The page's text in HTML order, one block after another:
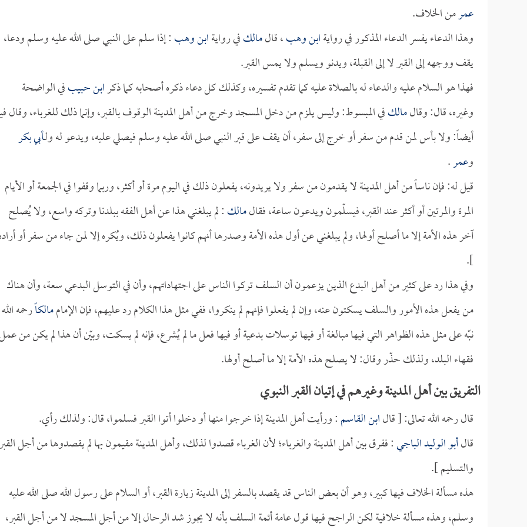
عمرمن الخلاف.
وهذا الدعاء يفسر الدعاء المذكور في روايةابن وهب، قالمالكفي روايةابن وهب: إذا سلم على النبي صلى الله عليه وسلم ودعا،
يقف ووجهه إلى القبر لا إلى القبلة، ويدنو ويسلم ولا يمس القبر.
فهذا هو السلام عليه والدعاء له بالصلاة عليه كما تقدم تفسيره، وكذلك كل دعاء ذكره أصحابه كما ذكرابن حبيبفي الواضحة
وغيره، قال: وقالمالكفي المبسوط: وليس يلزم من دخل المسجد وخرج من أهل المدينة الوقوف بالقبر، وإنما ذلك للغرباء، وقال
أيضاً: ولا بأس لمن قدم من سفر أو خرج إلى سفر، أن يقف على قبر النبي صلى الله عليه وسلم فيصلي عليه، ويدعو له ولـأبي بكر
وعمر.
قيل له: فإن ناساً من أهل المدينة لا يقدمون من سفر ولا يريدونه، يفعلون ذلك في اليوم مرة أو أكثر، وربما وقفوا في الجمعة أو الأيام
المرة والمرتين أو أكثر عند القبر، فيسلّمون ويدعون ساعة، فقالمالك: لم يبلغني هذا عن أهل الفقه ببلدنا وتركه واسع، ولا يُصلح
آخر هذه الأمة إلا ما أصلح أولها، ولم يبلغني عن أول هذه الأمة وصدرها أنهم كانوا يفعلون ذلك، ويُكره إلا لمن جاء من سفر أو
].
وفي هذا رد على كثير من أهل البدع الذين يزعمون أن السلف تركوا الناس على اجتهاداتهم، وأن في التوسل البدعي سعة، وأن هناك
من يفعل هذه الأمور والسلف يسكتون عنه، وإن لم يفعلوا فإنهم لم ينكروا، ففي مثل هذا الكلام رد عليهم، فإن الإماممالكاًرحمه الله
نبّه على مثل هذه الظواهر التي فيها مبالغة أو فيها توسلات بدعية أو فيها فعل ما لم يُشرع، فإنه لم يسكت، وبيّن أن هذا لم يكن من
فقهاء البلد، ولذلك حذّر وقال: لا يصلح هذه الأمة إلا ما أصلح أولها.
التفريق بين أهل المدينة وغيرهم في إتيان القبر النبوي
قال رحمه الله تعالى: [ قالابن القاسم: ورأيت أهل المدينة إذا خرجوا منها أو دخلوا أتوا القبر فسلموا، قال: ولذلك رأي.
قالأبو الوليد الباجي: ففرق بين أهل المدينة والغرباء؛ لأن الغرباء قصدوا لذلك، وأهل المدينة مقيمون بها لم يقصدوها من أجل
والتسليم ].
هذه مسألة الخلاف فيها كبير، وهو أن بعض الناس قد يقصد بالسفر إلى المدينة زيارة القبر، أو السلام على رسول الله صلى الله عليه
وسلم، وهذه مسألة خلافية لكن الراجح فيها قول عامة أئمة السلف بأنه لا يجوز شد الرحال إلا من أجل المسجد لا من أجل القبر،